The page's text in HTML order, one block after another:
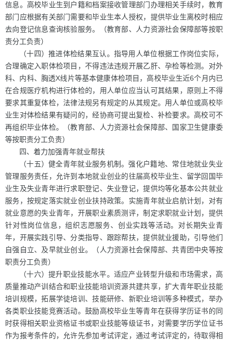
信息。高校毕业生到户籍和档案接收管理部门办理相关手续时，教育
部门应根据有关部门需要和毕业生本人授权，提供毕业生离校时相应
去向登记信息查询核验服务。（教育部、人力资源社会保障部等按职
责分工负责）
（十四）推进体检结果互认。指导用人单位根据工作岗位实际，
合理确定入职体检项目，不得违法违规开展乙肝、孕检等检测。对外
科、内科、胸透X线片等基本健康体检项目，高校毕业生近6个月内已
在合规医疗机构进行体检的，用人单位应当认可其结果，原则上不得
要求其重复体检，法律法规另有规定的从其规定。用人单位或高校毕
业生对体检结果有疑问的，经协商可提出复检、补检要求。高校可不
再组织毕业体检。（教育部、人力资源社会保障部、国家卫生健康委
等按职责分工负责）
四、着力加强青年就业帮扶
（十五）健全青年就业服务机制。强化户籍地、常住地就业失业
管理服务责任，允许到本地就业创业的往届高校毕业生、留学回国毕
业生及失业青年进行求职登记、失业登记，提供均等化基本公共就业
服务，按规定落实就业创业扶持政策。实施青年就业启航计划，对有
就业意愿的失业青年，开展职业素质测评，制定求职就业计划，提供
针对性岗位信息，组织志愿服务、创业实践等活动。对长期失业青
年，开展实践引导、分类指导、跟踪帮扶，提供就业援助，引导他们
自强自立、及早就业创业。（人力资源社会保障部、共青团中央等按
职责分工负责）
（十六）提升职业技能水平。适应产业转型升级和市场需求，高
质量推动产训结合和职业技能培训资源共建共享，扩大青年职业技能
培训规模，拓展学徒培训、技能研修、新职业培训等多种模式，举办
各类职业技能竞赛活动。鼓励高校毕业生等青年在获得学历证书的同
时获得相关职业资格证书或职业技能等级证书，对需要学历学位证书
作为报考条件的，允许先参加考试评定，通过考试评定的，待取得相